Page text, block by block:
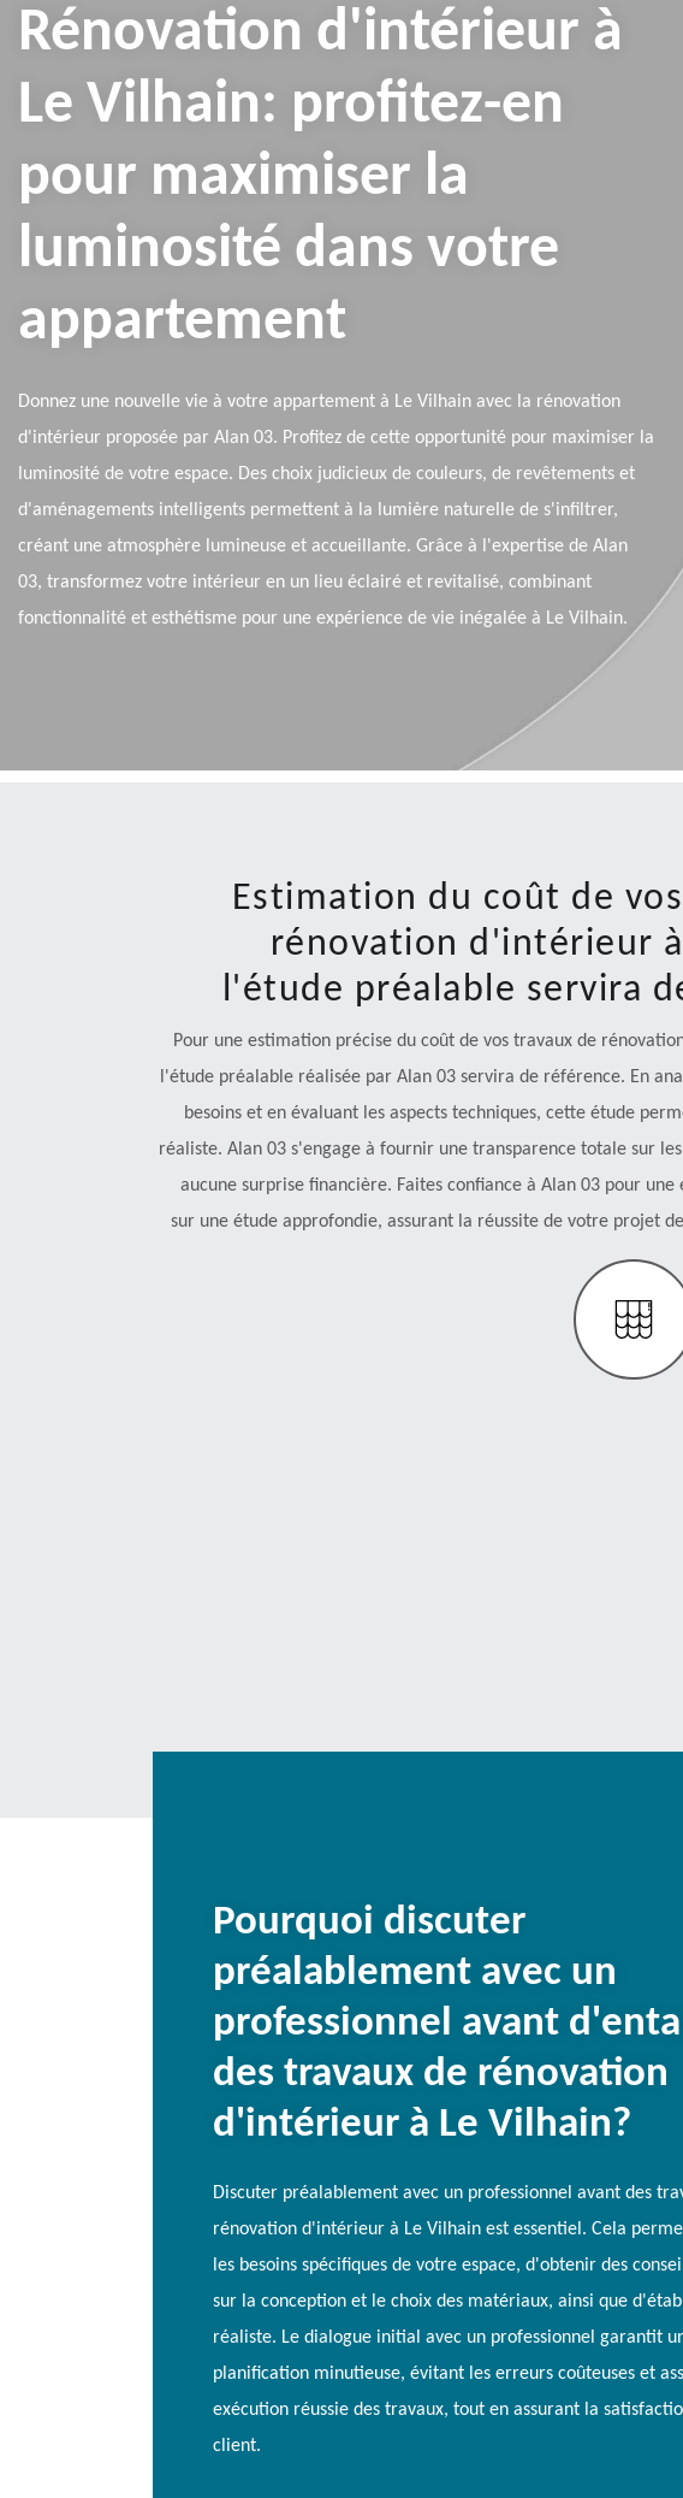
Rénovation d'intérieur à
Le Vilhain: profitez-en
pour maximiser la
luminosité dans votre
appartement
Donnez une nouvelle vie à votre appartement à Le Vilhain avec la rénovation
d'intérieur proposée par Alan 03. Profitez de cette opportunité pour maximiser la
luminosité de votre espace. Des choix judicieux de couleurs, de revêtements et
d'aménagements intelligents permettent à la lumière naturelle de s'infiltrer,
créant une atmosphère lumineuse et accueillante. Grâce à l'expertise de Alan
03, transformez votre intérieur en un lieu éclairé et revitalisé, combinant
fonctionnalité et esthétisme pour une expérience de vie inégalée à Le Vilhain.
Estimation du coût de
rénovation d'intérieur
l'étude préalable servira
Pour une estimation précise du coût de vos travaux de
l'étude préalable réalisée par Alan 03 servira de référence. En
besoins et en évaluant les aspects techniques, cette étude
réaliste. Alan 03 s'engage à fournir une transparence totale sur
aucune surprise financière. Faites confiance à Alan 03 pour une
sur une étude approfondie, assurant la réussite de votre projet
Pourquoi discuter
préalablement avec un
professionnel avant
des travaux de rénovation
d'intérieur à Le Vilhain?
Discuter préalablement avec un professionnel avant des
rénovation d'intérieur à Le Vilhain est essentiel. Cela
les besoins spécifiques de votre espace, d'obtenir des
sur la conception et le choix des matériaux, ainsi que
réaliste. Le dialogue initial avec un professionnel garantit
planification minutieuse, évitant les erreurs coûteuses et
exécution réussie des travaux, tout en assurant la
client.